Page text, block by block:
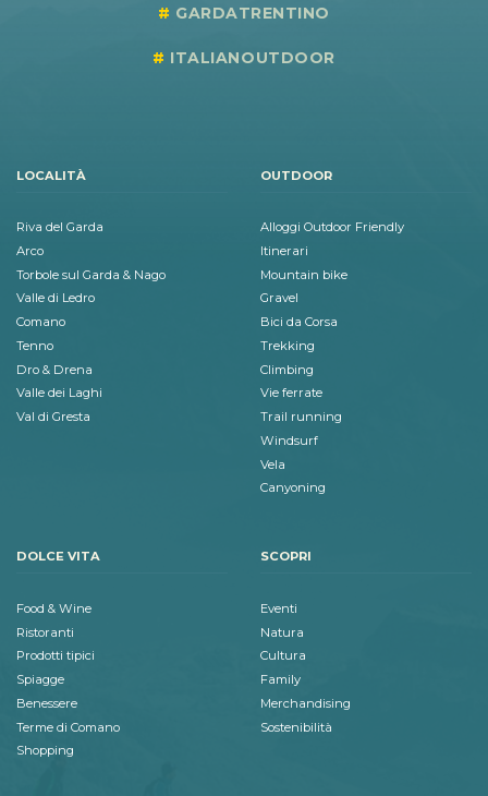
GARDATRENTINO
ITALIANOUTDOOR
LOCALITÀ
Riva del Garda
Arco
Torbole sul Garda & Nago
Valle di Ledro
Comano
Tenno
Dro & Drena
Valle dei Laghi
Val di Gresta
OUTDOOR
Alloggi Outdoor Friendly
Itinerari
Mountain bike
Gravel
Bici da Corsa
Trekking
Climbing
Vie ferrate
Trail running
Windsurf
Vela
Canyoning
DOLCE VITA
Food & Wine
Ristoranti
Prodotti tipici
Spiagge
Benessere
Terme di Comano
Shopping
SCOPRI
Eventi
Natura
Cultura
Family
Merchandising
Sostenibilità